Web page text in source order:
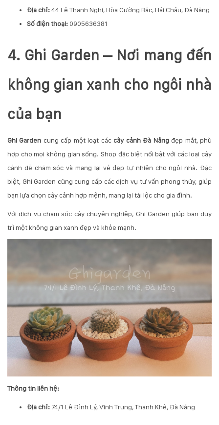
Địa chỉ:44 Lê Thanh Nghị, Hòa Cường Bắc, Hải Châu, Đà Nẵng
Số điện thoại: 0905636381
4. Ghi Garden – Nơi mang đến
không gian xanh cho ngôi nhà
của bạn
Ghi Garden cung cấp một loạt các cây cảnh Đà Nẵngđẹp mắt, phù
hợp cho mọi không gian sống. Shop đặc biệt nổi bật với các loại cây
cảnh dễ chăm sóc và mang lại vẻ đẹp tự nhiên cho ngôi nhà. Đặc
biệt, Ghi Garden cũng cung cấp các dịch vụ tư vấn phong thủy, giúp
bạn lựa chọn cây cảnh hợp mệnh, mang lại tài lộc cho gia đình.
Với dịch vụ chăm sóc cây chuyên nghiệp, Ghi Garden giúp bạn duy
trì một không gian xanh đẹp và khỏe mạnh.
Thông tin liên hệ:
Địa chỉ: 74/1 Lê Đình Lý, Vĩnh Trung, Thanh Khê, Đà Nẵng